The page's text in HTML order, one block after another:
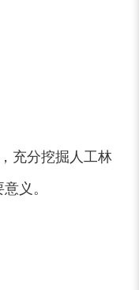
充分挖掘人工林
义。